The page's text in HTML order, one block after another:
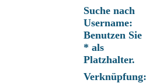
Suche nach
Username:
Benutzen Sie
* als
Platzhalter.
Verknüpfung: